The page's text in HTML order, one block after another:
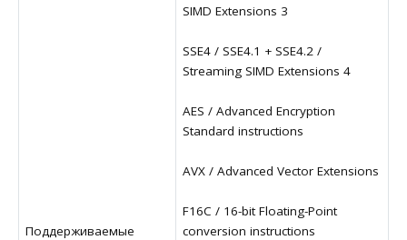
Поддерживаемые
SIMD Extensions 3
SSE4 / SSE4.1 + SSE4.2 /
Streaming SIMD Extensions 4
AES / Advanced Encryption
Standard instructions
AVX / Advanced Vector Extensions
F16C / 16-bit Floating-Point
conversion instructions